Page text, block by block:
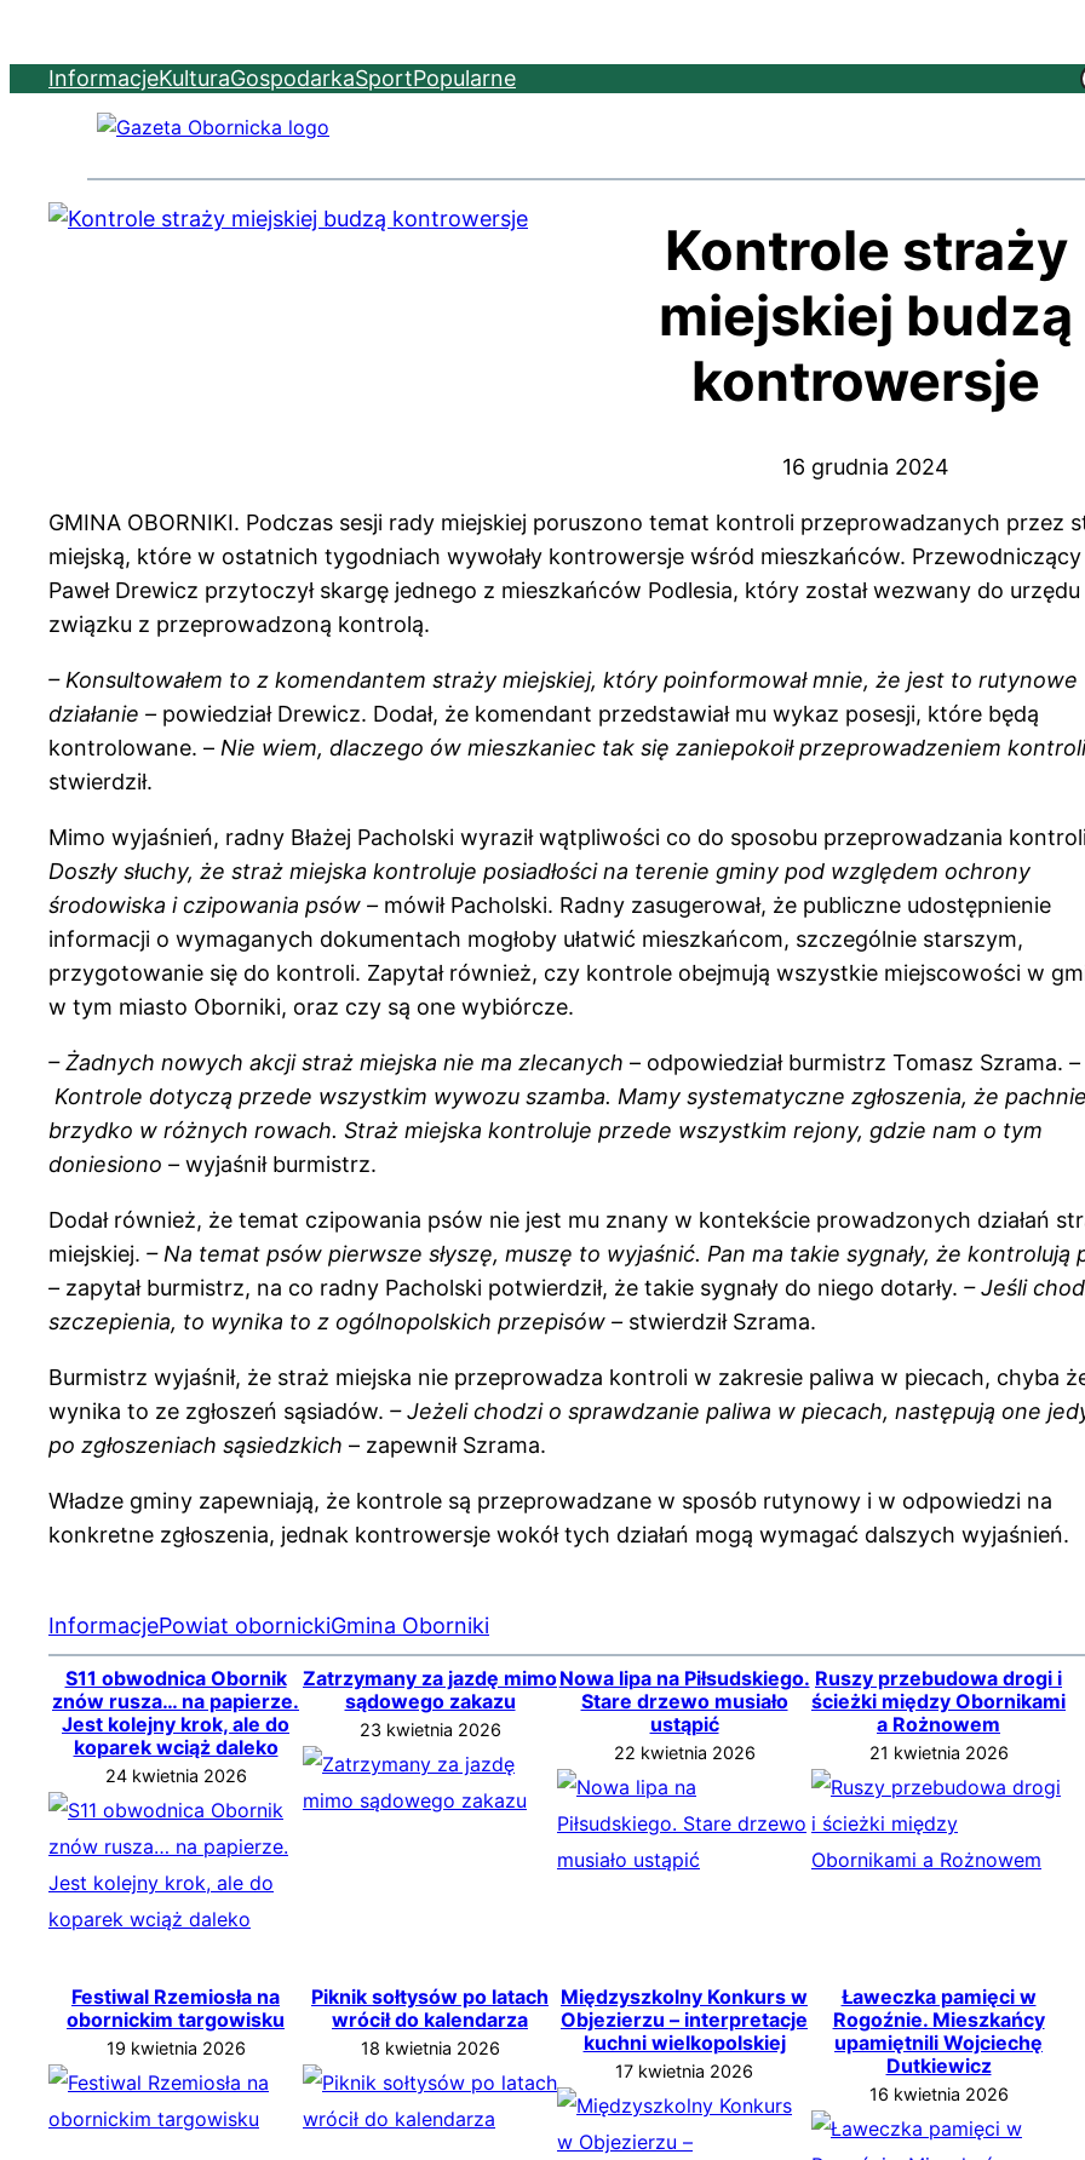
InformacjeKulturaGospodarkaSportPopularne
Kontrole straży
miejskiej budzą
kontrowersje
16 grudnia 2024
GMINA OBORNIKI. Podczas sesji rady miejskiej poruszono temat kontroli przeprowadzanych przez
miejską, które w ostatnich tygodniach wywołały kontrowersje wśród mieszkańców. Przewodniczący
Paweł Drewicz przytoczył skargę jednego z mieszkańców Podlesia, który został wezwany do urzędu
związku z przeprowadzoną kontrolą.
– Konsultowałem to z komendantem straży miejskiej, który poinformował mnie, że jest to rutynowe
działanie – powiedział Drewicz. Dodał, że komendant przedstawiał mu wykaz posesji, które będą
kontrolowane. – Nie wiem, dlaczego ów mieszkaniec tak się zaniepokoił przeprowadzeniem
stwierdził.
Mimo wyjaśnień, radny Błażej Pacholski wyraził wątpliwości co do sposobu przeprowadzania
Doszły słuchy, że straż miejska kontroluje posiadłości na terenie gminy pod względem ochrony
środowiska i czipowania psów – mówił Pacholski. Radny zasugerował, że publiczne udostępnienie
informacji o wymaganych dokumentach mogłoby ułatwić mieszkańcom, szczególnie starszym,
przygotowanie się do kontroli. Zapytał również, czy kontrole obejmują wszystkie miejscowości w
w tym miasto Oborniki, oraz czy są one wybiórcze.
– Żadnych nowych akcji straż miejska nie ma zlecanych – odpowiedział burmistrz Tomasz Szrama. –
Kontrole dotyczą przede wszystkim wywozu szamba. Mamy systematyczne zgłoszenia, że pachnie
brzydko w różnych rowach. Straż miejska kontroluje przede wszystkim rejony, gdzie nam o tym
doniesiono – wyjaśnił burmistrz.
Dodał również, że temat czipowania psów nie jest mu znany w kontekście prowadzonych działań
miejskiej. – Na temat psów pierwsze słyszę, muszę to wyjaśnić. Pan ma takie sygnały, że kontrolują
– zapytał burmistrz, na co radny Pacholski potwierdził, że takie sygnały do niego dotarły. – Jeśli
szczepienia, to wynika to z ogólnopolskich przepisów – stwierdził Szrama.
Burmistrz wyjaśnił, że straż miejska nie przeprowadza kontroli w zakresie paliwa w piecach, chyba
wynika to ze zgłoszeń sąsiadów. – Jeżeli chodzi o sprawdzanie paliwa w piecach, następują one
po zgłoszeniach sąsiedzkich – zapewnił Szrama.
Władze gminy zapewniają, że kontrole są przeprowadzane w sposób rutynowy i w odpowiedzi na
konkretne zgłoszenia, jednak kontrowersje wokół tych działań mogą wymagać dalszych wyjaśnień.
InformacjePowiat obornickiGmina Oborniki
S11 obwodnica Obornik
znów rusza… na papierze.
Jest kolejny krok, ale do
koparek wciąż daleko
24 kwietnia 2026
Zatrzymany za jazdę mimo
sądowego zakazu
23 kwietnia 2026
Nowa lipa na Piłsudskiego.
Stare drzewo musiało
ustąpić
22 kwietnia 2026
Ruszy przebudowa drogi i
ścieżki między Obornikami
a Rożnowem
21 kwietnia 2026
Festiwal Rzemiosła na
obornickim targowisku
19 kwietnia 2026
Piknik sołtysów po latach
wrócił do kalendarza
18 kwietnia 2026
Międzyszkolny Konkurs w
Objezierzu – interpretacje
kuchni wielkopolskiej
17 kwietnia 2026
Ławeczka pamięci w
Rogoźnie. Mieszkańcy
upamiętnili Wojciechę
Dutkiewicz
16 kwietnia 2026